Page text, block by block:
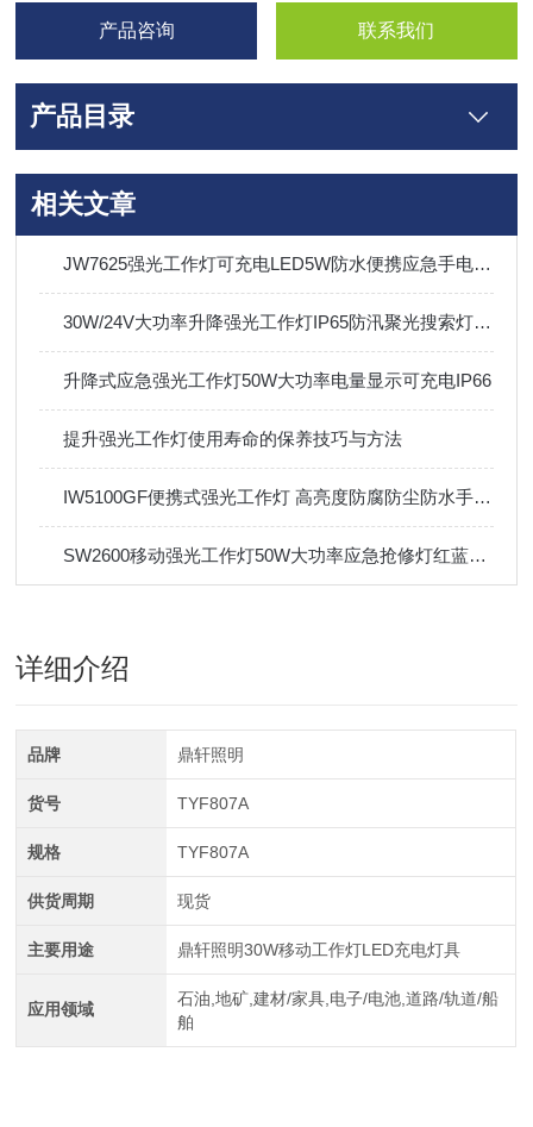
产品咨询 联系我们
产品目录
相关文章
JW7625强光工作灯可充电LED5W防水便携应急手电筒Type-c接口
30W/24V大功率升降强光工作灯IP65防汛聚光搜索灯可充电
升降式应急强光工作灯50W大功率电量显示可充电IP66
提升强光工作灯使用寿命的保养技巧与方法
IW5100GF便携式强光工作灯 高亮度防腐防尘防水手提灯
SW2600移动强光工作灯50W大功率应急抢修灯红蓝信号
详细介绍
品牌 鼎轩照明
货号 TYF807A
规格 TYF807A
供货周期 现货
主要用途 鼎轩照明30W移动工作灯LED充电灯具
应用领域
石油,地矿,建材/家具,电子/电池,道路/轨道/船
舶